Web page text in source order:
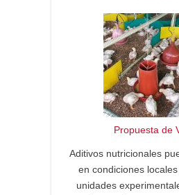
Propuesta de
Aditivos nutricionales
en condiciones
unidades